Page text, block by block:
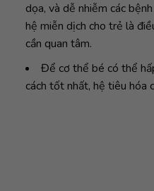
dọa, và dễ nhiễm các
hệ miễn dịch cho trẻ là
cần quan tâm.
Để cơ thể bé có thể
cách tốt nhất, hệ tiêu hóa